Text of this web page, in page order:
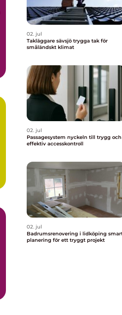
02. jul
Takläggare sävsjö trygga tak för
småländskt klimat
02. jul
Passagesystem nyckeln till trygg och
effektiv accesskontroll
02. jul
Badrumsrenovering i lidköping smart
planering för ett tryggt projekt